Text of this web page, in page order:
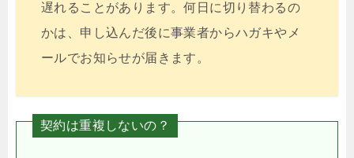
遅れることがあります。何日に切り替わるの
かは、申し込んだ後に事業者からハガキやメ
ールでお知らせが届きます。
契約は重複しないの？